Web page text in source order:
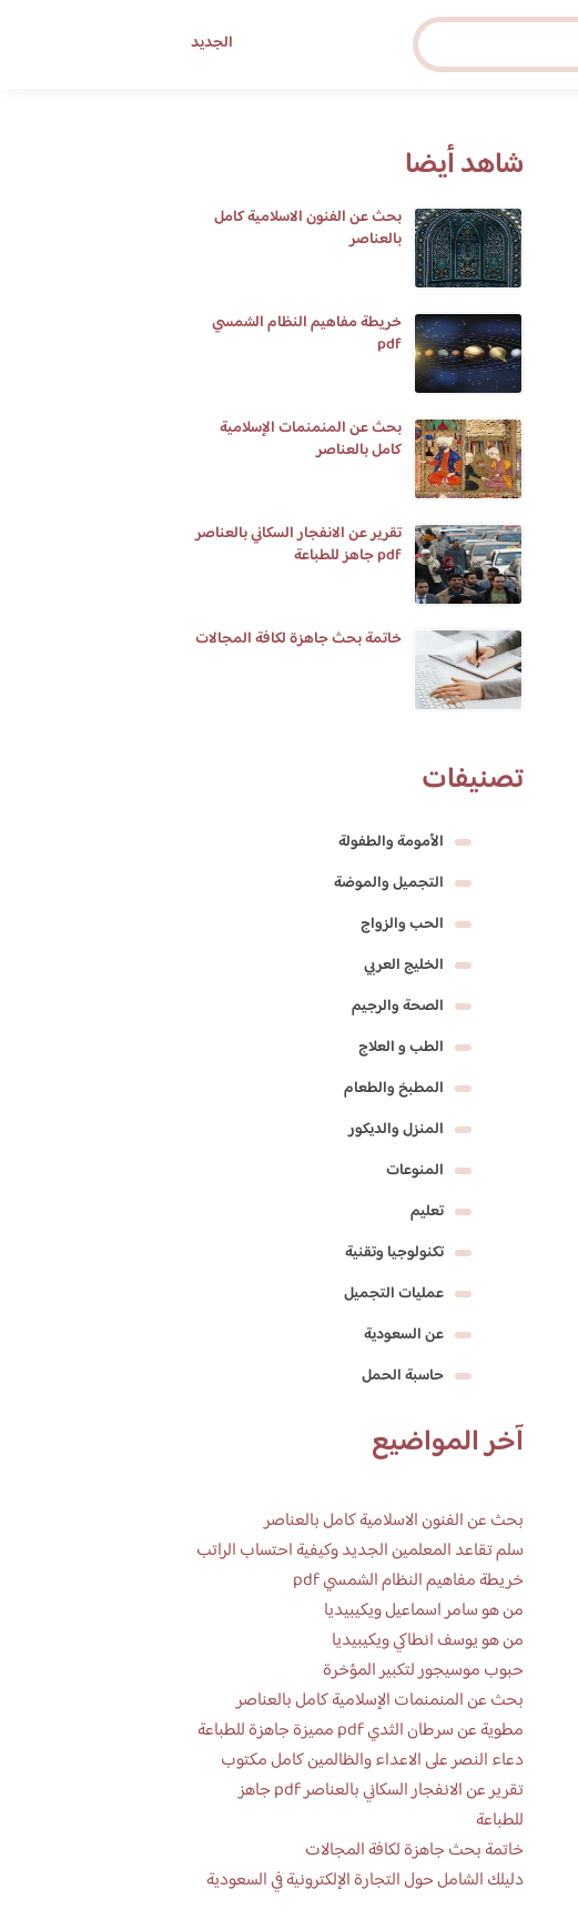
الجديد
شاهد أيضا
بحث عن الفنون الاسلامية كامل
بالعناصر
خريطة مفاهيم النظام الشمسي
pdf
بحث عن المنمنمات الإسلامية
كامل بالعناصر
تقرير عن الانفجار السكاني بالعناصر
pdf جاهز للطباعة
خاتمة بحث جاهزة لكافة المجالات
تصنيفات
الأمومة والطفولة
التجميل والموضة
الحب والزواج
الخليج العربي
الصحة والرجيم
الطب و العلاج
المطبخ والطعام
المنزل والديكور
المنوعات
تعليم
تكنولوجيا وتقنية
عمليات التجميل
عن السعودية
حاسبة الحمل
آخر المواضيع
بحث عن الفنون الاسلامية كامل بالعناصر
سلم تقاعد المعلمين الجديد وكيفية احتساب الراتب
خريطة مفاهيم النظام الشمسي pdf
من هو سامر اسماعيل ويكيبيديا
من هو يوسف انطاكي ويكيبيديا
حبوب موسيجور لتكبير المؤخرة
بحث عن المنمنمات الإسلامية كامل بالعناصر
مطوية عن سرطان الثدي pdf مميزة جاهزة للطباعة
دعاء النصر على الاعداء والظالمين كامل مكتوب
تقرير عن الانفجار السكاني بالعناصر pdf جاهز
للطباعة
خاتمة بحث جاهزة لكافة المجالات
دليلك الشامل حول التجارة الإلكترونية في السعودية